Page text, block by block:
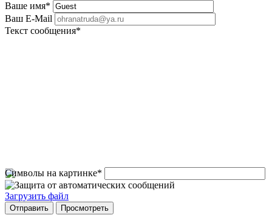
Ваше имя*
Ваш E-Mail
Текст сообщения*
Символы на картинке*
Загрузить файл